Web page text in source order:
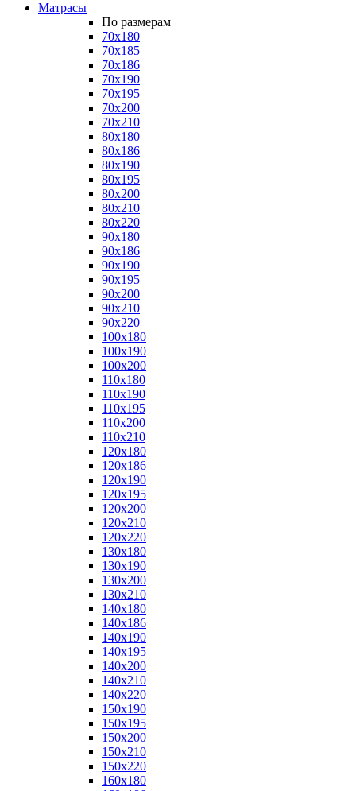
Матрасы
По размерам
70x180
70x185
70x186
70x190
70x195
70x200
70x210
80x180
80x186
80x190
80x195
80x200
80x210
80x220
90x180
90x186
90x190
90x195
90x200
90x210
90x220
100x180
100x190
100x200
110x180
110x190
110x195
110x200
110x210
120x180
120x186
120x190
120x195
120x200
120x210
120x220
130x180
130x190
130x200
130x210
140x180
140x186
140x190
140x195
140x200
140x210
140x220
150x190
150x195
150x200
150x210
150x220
160x180